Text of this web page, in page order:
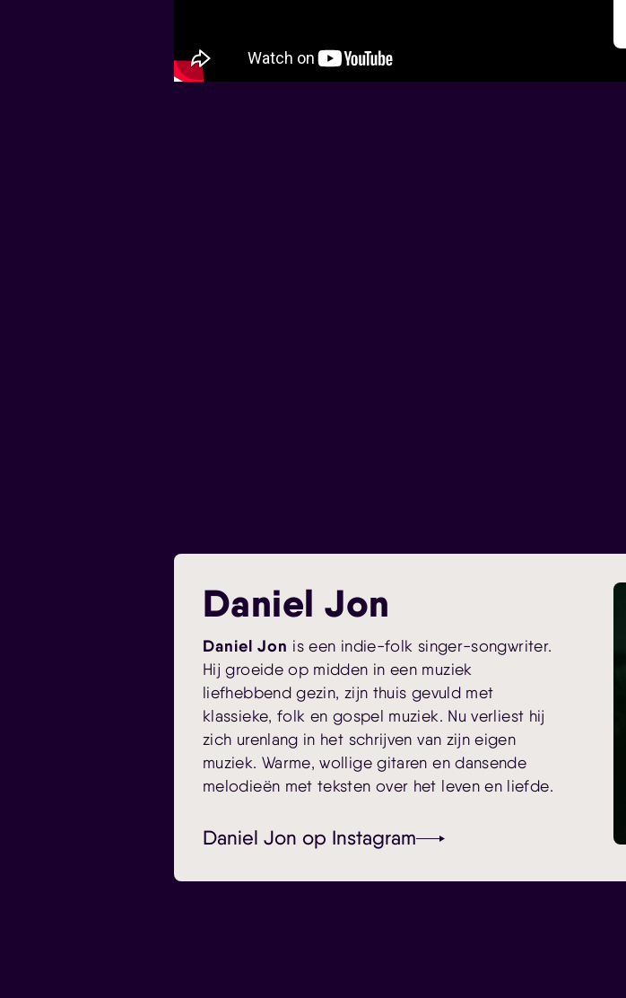
Daniel Jon
Daniel Jon is een indie-folk singer-songwriter.
Hij groeide op midden in een muziek
liefhebbend gezin, zijn thuis gevuld met
klassieke, folk en gospel muziek. Nu verliest hij
zich urenlang in het schrijven van zijn eigen
muziek. Warme, wollige gitaren en dansende
melodieën met teksten over het leven en liefde.
Daniel Jon op Instagram